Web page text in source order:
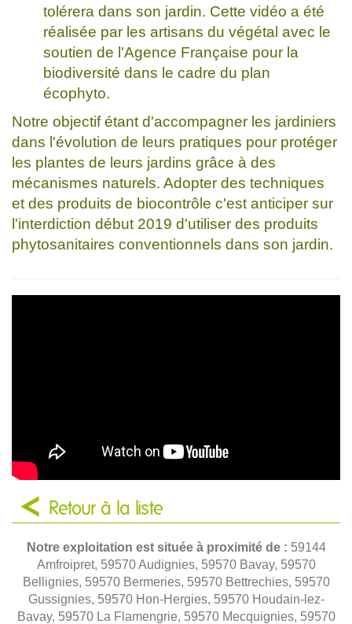
tolérera dans son jardin. Cette vidéo a été
réalisée par les artisans du végétal avec le
soutien de l'Agence Française pour la
biodiversité dans le cadre du plan
écophyto.
Notre objectif étant d'accompagner les jardiniers
dans l'évolution de leurs pratiques pour protéger
les plantes de leurs jardins grâce à des
mécanismes naturels. Adopter des techniques
et des produits de biocontrôle c'est anticiper sur
l'interdiction début 2019 d'utiliser des produits
phytosanitaires conventionnels dans son jardin.
Retour à la liste
Notre exploitation est située à proximité de : 59144
Amfroipret, 59570 Audignies, 59570 Bavay, 59570
Bellignies, 59570 Bermeries, 59570 Bettrechies, 59570
Gussignies, 59570 Hon-Hergies, 59570 Houdain-lez-
Bavay, 59570 La Flamengrie, 59570 Mecquignies, 59570